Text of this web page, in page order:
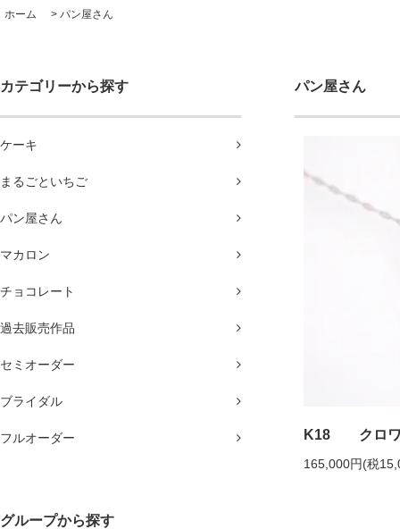
ホーム > パン屋さん
カテゴリーから探す
ケーキ
まるごといちご
パン屋さん
マカロン
チョコレート
過去販売作品
セミオーダー
ブライダル
フルオーダー
グループから探す
パン屋さん
K18 クロワ
165,000円(税